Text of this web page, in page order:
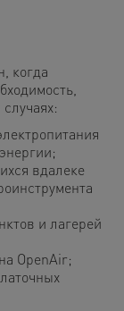
когда
вдалеке
и лагерей
OpenAir;